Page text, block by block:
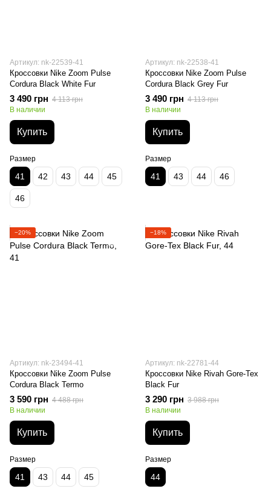
Артикул: nk-22539-41
Кроссовки Nike Zoom Pulse
Cordura Black White Fur
3 490 грн 4 113 грн
В наличии
Купить
Размер
41 42 43 44 45
46
Артикул: nk-22538-41
Кроссовки Nike Zoom Pulse
Cordura Black Grey Fur
3 490 грн 4 113 грн
В наличии
Купить
Размер
41 43 44 46
−20%
Артикул: nk-23494-41
Кроссовки Nike Zoom Pulse
Cordura Black Termo
3 590 грн 4 488 грн
В наличии
Купить
Размер
41 43 44 45
−18%
Артикул: nk-22781-44
Кроссовки Nike Rivah Gore-Tex
Black Fur
3 290 грн 3 988 грн
В наличии
Купить
Размер
44